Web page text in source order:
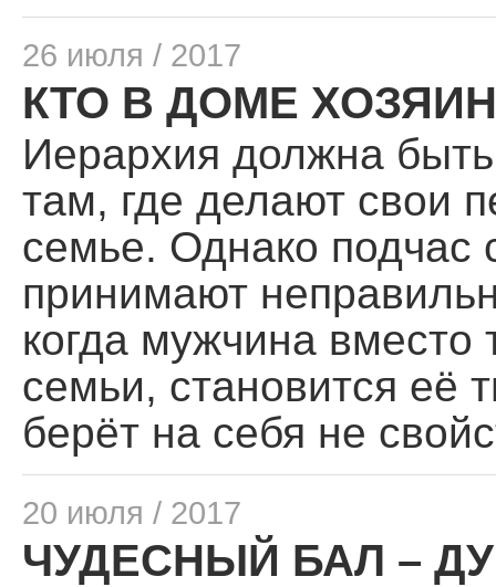
26 июля / 2017
КТО В ДОМЕ
Иерархия должна
там, где делают свои
семье. Однако
принимают
когда мужчина вместо
семьи, становится её
берёт на себя не
20 июля / 2017
ЧУДЕСНЫЙ БАЛ –